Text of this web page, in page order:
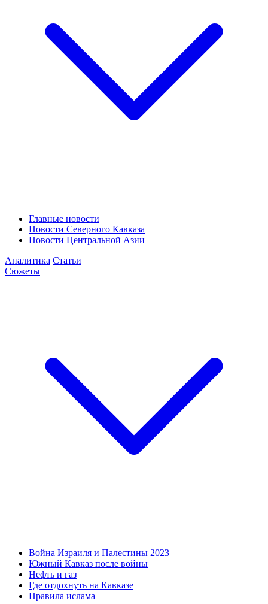
Главные новости
Новости Северного Кавказа
Новости Центральной Азии
Аналитика Статьи
Сюжеты
Война Израиля и Палестины 2023
Южный Кавказ после войны
Нефть и газ
Где отдохнуть на Кавказе
Правила ислама